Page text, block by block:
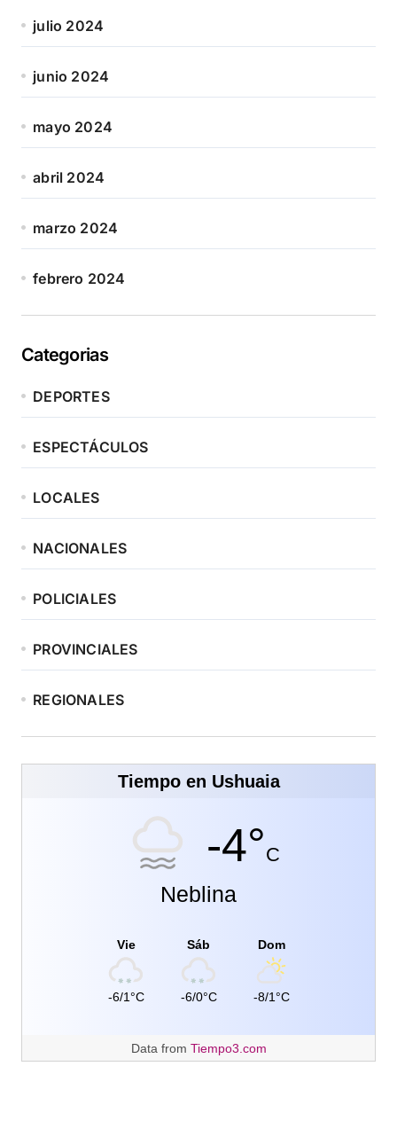
julio 2024
junio 2024
mayo 2024
abril 2024
marzo 2024
febrero 2024
Categorias
DEPORTES
ESPECTÁCULOS
LOCALES
NACIONALES
POLICIALES
PROVINCIALES
REGIONALES
Tiempo en Ushuaia
-4°C
Neblina
Vie
-6/1°C
Sáb
-6/0°C
Dom
-8/1°C
Data from Tiempo3.com